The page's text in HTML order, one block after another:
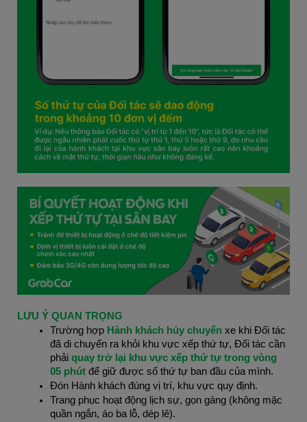
LƯU Ý QUAN TRỌNG
Trường hợp Hành khách hủy chuyến xe khi Đối tác
đã di chuyển ra khỏi khu vực xếp thứ tự, Đối tác cần
phải quay trở lại khu vực xếp thứ tự trong vòng
05 phút để giữ được số thứ tự ban đầu của mình.
Đón Hành khách đúng vị trí, khu vực quy định.
Trang phục hoạt động lịch sự, gọn gàng (không mặc
quần ngắn, áo ba lỗ, dép lê).